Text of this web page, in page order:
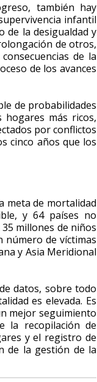
también hay
infantil
de la desigualdad y
de otros,
de la
de los avances
de probabilidades
más ricos,
por conflictos
cinco años que los
meta de mortalidad
y 64 países no
millones de niños
número de víctimas
y Asia Meridional
datos, sobre todo
es elevada. Es
mejor seguimiento
la recopilación de
y el registro de
de la gestión de la